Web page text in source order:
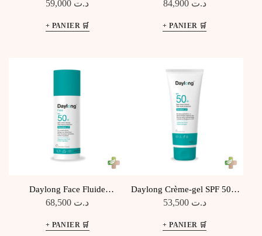
د.ت د.ت 84,900
Daylong Face Fluide
Régulateur SPF 50+, 50 Ml
د.ت
Daylong Crème-gel SPF 50+,
50 Mlد.ت 53,500